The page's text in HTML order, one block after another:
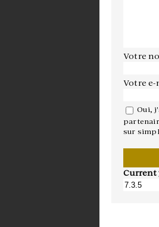
Votre
Votre e-
Oui,
sur
Current